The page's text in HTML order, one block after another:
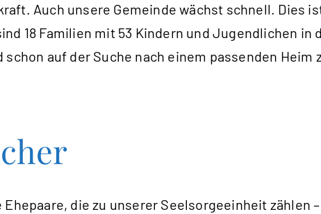
Auch unsere Gemeinde wächst schnell. Dies
18 Familien mit 53 Kindern und Jugendlichen in
auf der Suche nach einem passenden Heim
die zu unserer Seelsorgeeinheit